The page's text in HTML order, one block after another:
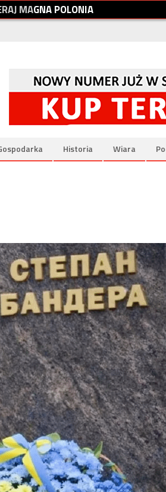
RAJMAGNAPOLONIA
Historia Wiara